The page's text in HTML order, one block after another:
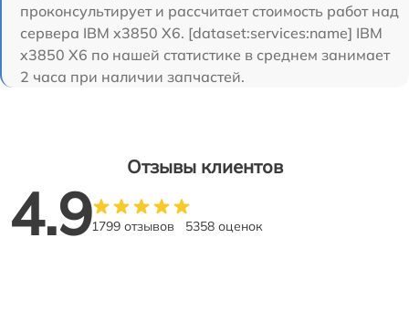
проконсультирует и рассчитает стоимость работ над
сервера IBM x3850 X6. [dataset:services:name] IBM
x3850 X6 по нашей статистике в среднем занимает
2 часа при наличии запчастей.
Отзывы клиентов
4.91799 отзывов 5358 оценок